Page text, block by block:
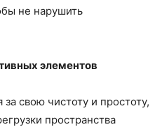
не нарушить
элементов
свою чистоту и простоту,
пространства